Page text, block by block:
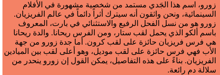
زورو، اسم هذا الجَدي مستمد من شخصية مشهورة في الأفلام
السينمائية، ونحن واثقون أنه سيترك أثراً دائماً في عالم الفريزيان.
زورو هو من نسل الفحل الرفيع والاستثنائي في بارت، المعروف
باسم ألكو الذي يحمل لقب ستار، ومن الفرس ريحانا. والدة ريحانا
هي فرس فريزيان حائزة على لقب كرون. أما جدة زورو من جهة
الأب فهي فرس حائزة على لقب موديل، وهو أعلى لقب بين الميادين
الفريزيان. بناءً على هذه التفاصيل، يمكن القول إن زورو ينحدر من
سلالة دم رائعة.